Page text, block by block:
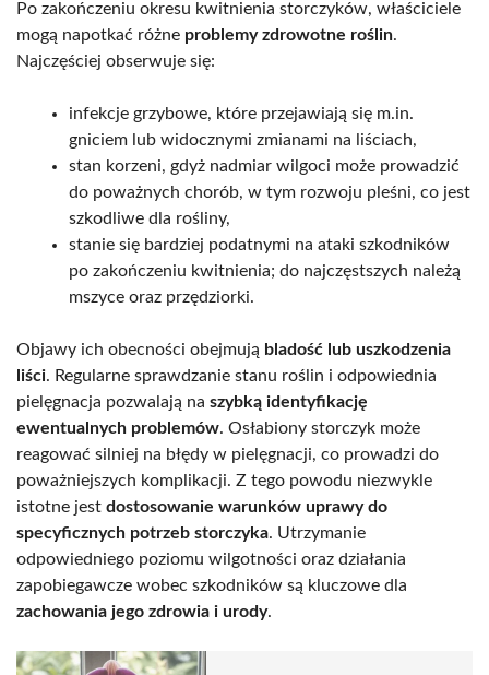
Po zakończeniu okresu kwitnienia storczyków, właściciele
mogą napotkać różne problemy zdrowotne roślin.
Najczęściej obserwuje się:
infekcje grzybowe, które przejawiają się m.in.
gniciem lub widocznymi zmianami na liściach,
stan korzeni, gdyż nadmiar wilgoci może prowadzić
do poważnych chorób, w tym rozwoju pleśni, co jest
szkodliwe dla rośliny,
stanie się bardziej podatnymi na ataki szkodników
po zakończeniu kwitnienia; do najczęstszych należą
mszyce oraz przędziorki.
Objawy ich obecności obejmują bladość lub uszkodzenia
liści. Regularne sprawdzanie stanu roślin i odpowiednia
pielęgnacja pozwalają na szybką identyfikację
ewentualnych problemów. Osłabiony storczyk może
reagować silniej na błędy w pielęgnacji, co prowadzi do
poważniejszych komplikacji. Z tego powodu niezwykle
istotne jest dostosowanie warunków uprawy do
specyficznych potrzeb storczyka. Utrzymanie
odpowiedniego poziomu wilgotności oraz działania
zapobiegawcze wobec szkodników są kluczowe dla
zachowania jego zdrowia i urody.